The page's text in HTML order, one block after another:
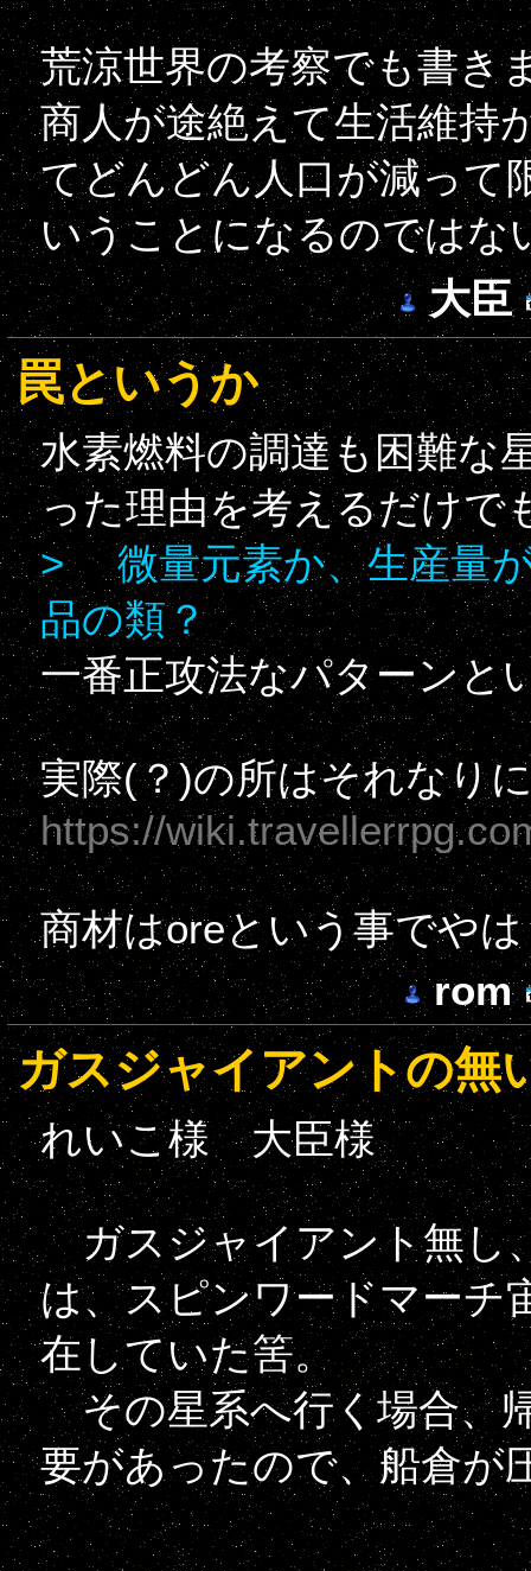
荒涼世界の考察でも書き
商人が途絶えて生活維持
てどんどん人口が減って
いうことになるのではな
大臣
罠というか
水素燃料の調達も困難な
った理由を考えるだけで
> 微量元素か、生産量
品の類？
一番正攻法なパターンと
実際(？)の所はそれなり
https://
商材はoreという事でや
rom
ガスジャイアントの無
れいこ様 大臣様
ガスジャイアント無し
は、スピンワードマーチ
在していた筈。
その星系へ行く場合、
要があったので、船倉が